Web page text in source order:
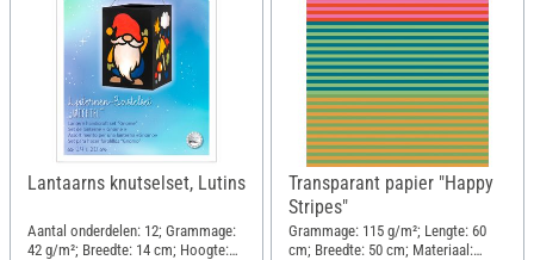
Lantaarns knutselset, Lutins
Aantal onderdelen: 12; Grammage:
42 g/m²; Breedte: 14 cm; Hoogte:
Transparant papier "Happy
Stripes"
Grammage: 115 g/m²; Lengte: 60
cm; Breedte: 50 cm; Materiaal: